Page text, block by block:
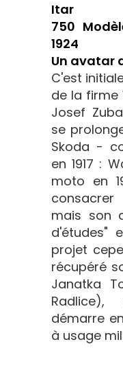
Itar
750
1924
Un avatar
C'est
de la firme
Josef
se
Skoda -
en 1917 :
moto en
mais son
d'études"
projet
récupéré
Janatka
démarre
à usage